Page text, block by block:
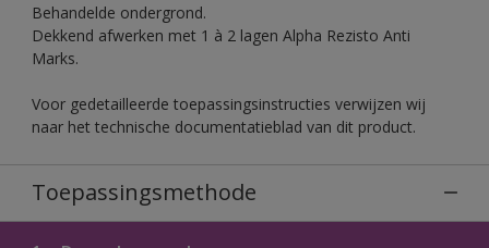
Behandelde ondergrond.
Dekkend afwerken met 1 à 2 lagen Alpha Rezisto Anti
Marks.
Voor gedetailleerde toepassingsinstructies verwijzen wij
naar het technische documentatieblad van dit product.
Toepassingsmethode